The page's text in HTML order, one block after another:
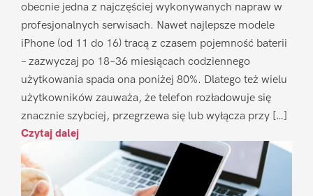
obecnie jedna z najczęściej wykonywanych napraw w
profesjonalnych serwisach. Nawet najlepsze modele
iPhone (od 11 do 16) tracą z czasem pojemność baterii
– zazwyczaj po 18–36 miesiącach codziennego
użytkowania spada ona poniżej 80%. Dlatego też wielu
użytkowników zauważa, że telefon rozładowuje się
znacznie szybciej, przegrzewa się lub wyłącza przy […]
Czytaj dalej